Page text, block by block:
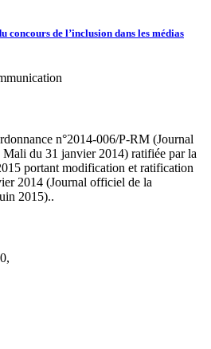
concours de l’inclusion dans les médias
n°2014-006/P-RM (Journal
du 31 janvier 2014) ratifiée par la
portant modification et ratification
2014 (Journal officiel de la
2015)..